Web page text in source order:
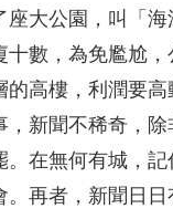
座大公園，叫「
數，為免尷尬，
的高樓，利潤要
，新聞不稀奇，
。在無何有城，
。再者，新聞日